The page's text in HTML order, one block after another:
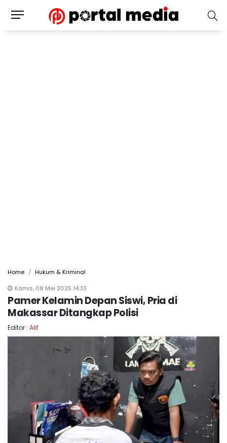
Home
Hukum & Kriminal
Kamis, 08 Mei 2025 14:33
Pamer Kelamin Depan Siswi, Pria di
Makassar Ditangkap Polisi
Editor : Alif